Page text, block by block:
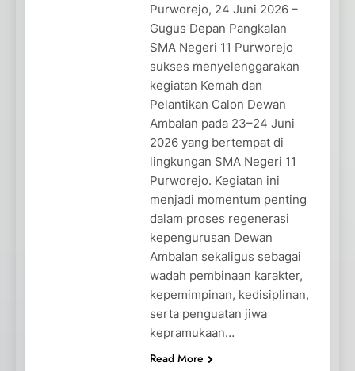
Purworejo, 24 Juni 2026 –
Gugus Depan Pangkalan
SMA Negeri 11 Purworejo
sukses menyelenggarakan
kegiatan Kemah dan
Pelantikan Calon Dewan
Ambalan pada 23–24 Juni
2026 yang bertempat di
lingkungan SMA Negeri 11
Purworejo. Kegiatan ini
menjadi momentum penting
dalam proses regenerasi
kepengurusan Dewan
Ambalan sekaligus sebagai
wadah pembinaan karakter,
kepemimpinan, kedisiplinan,
serta penguatan jiwa
kepramukaan…
Read More